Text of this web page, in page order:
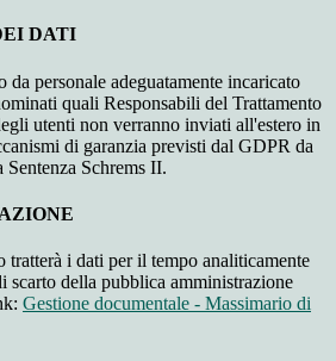
DATI
personale adeguatamente incaricato
quali Responsabili del Trattamento
utenti non verranno inviati all'estero in
di garanzia previsti dal GDPR da
Schrems II.
tratterà i dati per il tempo analiticamente
scarto della pubblica amministrazione
Gestione documentale - Massimario di